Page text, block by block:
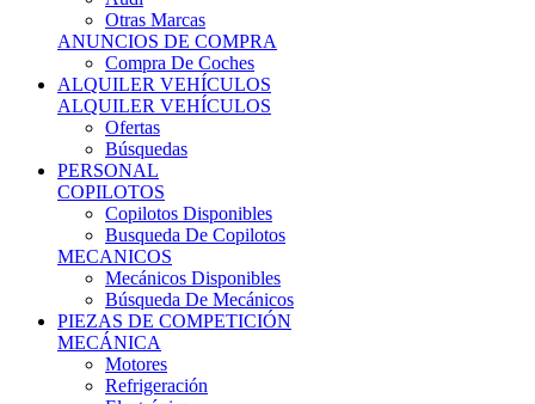
MECÁNICA
Motores
Refrigeración
Electrónica
Cajas De Cambio
Sistemas De Escape
Carrocería
Depositos
Suspensiones
Frenos
Iluminación
Llantas
NEUMÁTICOS DE ASFALTO
Asfalto 13 O Menos
Asfalto 14p
Asfalto 15p
Asfalto 16p
Asfalto 17p